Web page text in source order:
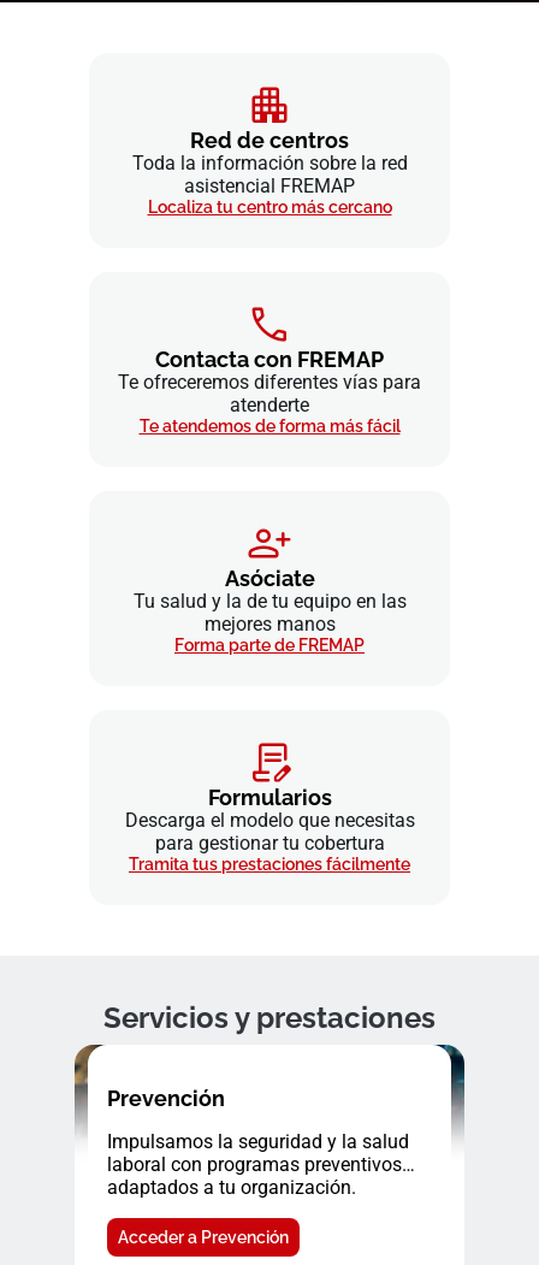
Red de centros
Toda la información sobre la red
asistencial FREMAP
Localiza tu centro más cercano
Contacta con FREMAP
Te ofreceremos diferentes vías para
atenderte
Te atendemos de forma más fácil
Asóciate
Tu salud y la de tu equipo en las
mejores manos
Forma parte de FREMAP
Formularios
Descarga el modelo que necesitas
para gestionar tu cobertura
Tramita tus prestaciones fácilmente
Servicios y prestaciones
Prevención
Impulsamos la seguridad y la salud
laboral con programas preventivos
adaptados a tu organización.
Acceder a Prevención